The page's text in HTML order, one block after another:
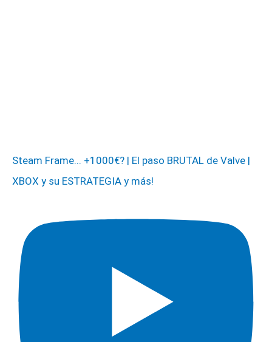
Steam Frame... +1000€? | El paso BRUTAL de Valve |
XBOX y su ESTRATEGIA y más!